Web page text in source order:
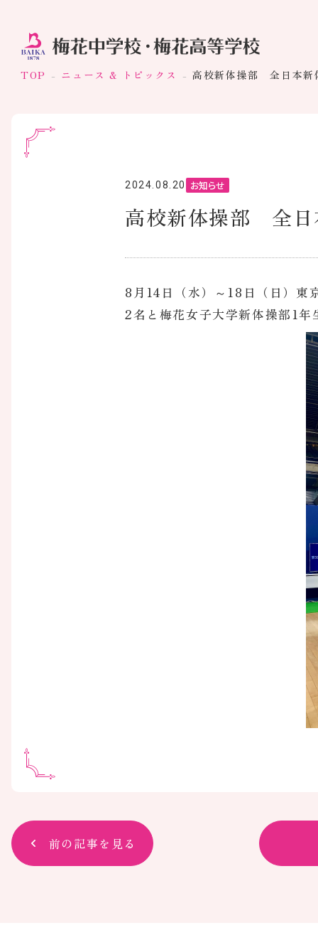
TOP ニュース & トピックス 高校新体操部 全日本
2024.08.20 お知らせ
高校新体操部 全
8月14日（水）～18日（日）東
2名と梅花女子大学新体操部1
前の記事を見る